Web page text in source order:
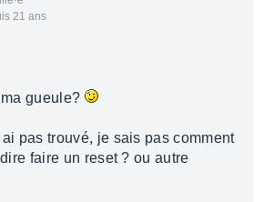
21 ans
gueule?
pas trouvé, je sais pas comment
faire un reset ? ou autre